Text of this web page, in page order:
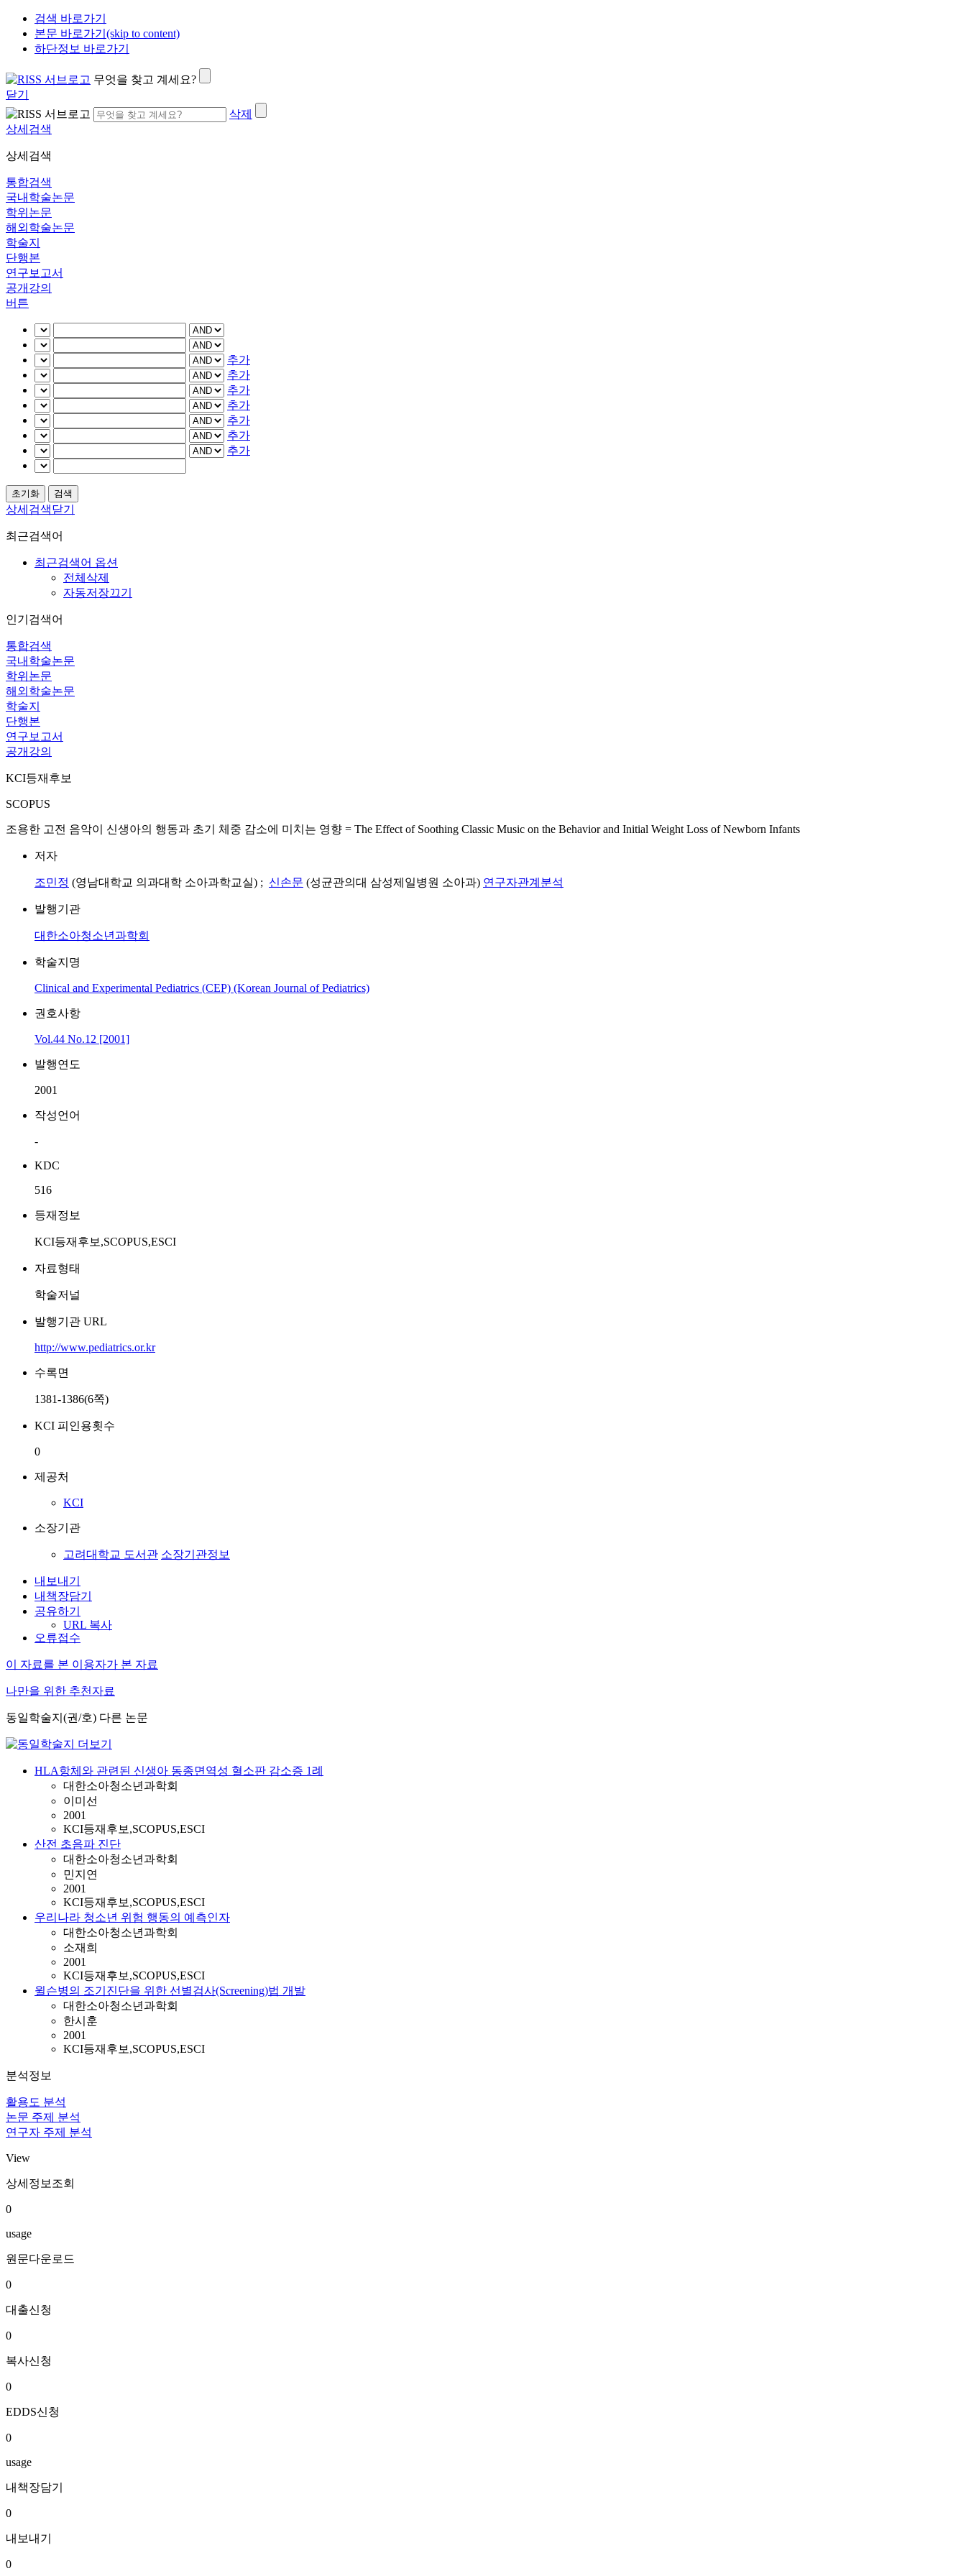
검색 바로가기
본문 바로가기(skip to content)
하단정보 바로가기
무엇을 찾고 계세요?
닫기
삭제
상세검색
상세검색
통합검색
국내학술논문
학위논문
해외학술논문
학술지
단행본
연구보고서
공개강의
버튼
추가
추가
추가
추가
추가
추가
추가
상세검색닫기
최근검색어
최근검색어 옵션
전체삭제
자동저장끄기
인기검색어
통합검색
국내학술논문
학위논문
해외학술논문
학술지
단행본
연구보고서
공개강의
KCI등재후보
SCOPUS
조용한 고전 음악이 신생아의 행동과 초기 체중 감소에 미치는 영향 = The Effect of Soothing Classic Music on the Behavior and Initial Weight Loss of Newborn Infants
저자
조민정 (영남대학교 의과대학 소아과학교실) ; 신손문 (성균관의대 삼성제일병원 소아과) 연구자관계분석
발행기관
대한소아청소년과학회
학술지명
Clinical and Experimental Pediatrics (CEP) (Korean Journal of Pediatrics)
권호사항
Vol.44 No.12 [2001]
발행연도
2001
작성언어
-
KDC
516
등재정보
KCI등재후보,SCOPUS,ESCI
자료형태
학술저널
발행기관 URL
http://www.pediatrics.or.kr
수록면
1381-1386(6쪽)
KCI 피인용횟수
0
제공처
KCI
소장기관
고려대학교 도서관 소장기관정보
내보내기
내책장담기
공유하기
URL 복사
오류접수
이 자료를 본 이용자가 본 자료
나만을 위한 추천자료
동일학술지(권/호) 다른 논문
HLA항체와 관련된 신생아 동종면역성 혈소판 감소증 1례
대한소아청소년과학회
이미선
2001
KCI등재후보,SCOPUS,ESCI
산전 초음파 진단
대한소아청소년과학회
민지연
2001
KCI등재후보,SCOPUS,ESCI
우리나라 청소년 위험 행동의 예측인자
대한소아청소년과학회
소재희
2001
KCI등재후보,SCOPUS,ESCI
윌슨병의 조기진단을 위한 선별검사(Screening)법 개발
대한소아청소년과학회
한시훈
2001
KCI등재후보,SCOPUS,ESCI
분석정보
활용도 분석
논문 주제 분석
연구자 주제 분석
View
상세정보조회
0
usage
원문다운로드
0
대출신청
0
복사신청
0
EDDS신청
0
usage
내책장담기
0
내보내기
0